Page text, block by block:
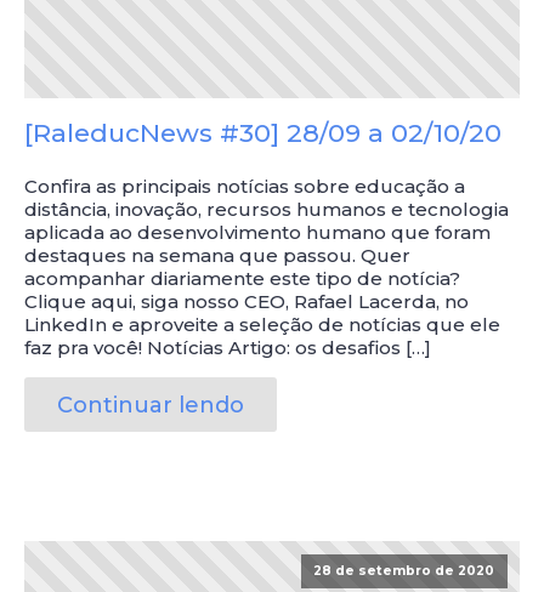
[RaleducNews #30] 28/09 a 02/10/20
Confira as principais notícias sobre educação a
distância, inovação, recursos humanos e tecnologia
aplicada ao desenvolvimento humano que foram
destaques na semana que passou. Quer
acompanhar diariamente este tipo de notícia?
Clique aqui, siga nosso CEO, Rafael Lacerda, no
LinkedIn e aproveite a seleção de notícias que ele
faz pra você! Notícias Artigo: os desafios […]
Continuar lendo
28 de setembro de 2020